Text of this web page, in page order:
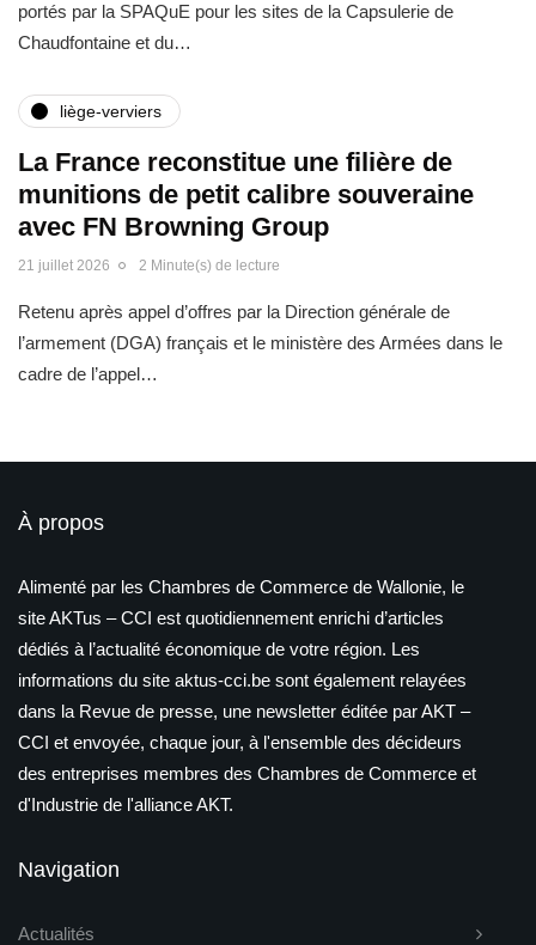
portés par la SPAQuE pour les sites de la Capsulerie de
Chaudfontaine et du…
liège-verviers
La France reconstitue une filière de
munitions de petit calibre souveraine
avec FN Browning Group
21 juillet 2026 2 Minute(s) de lecture
Retenu après appel d’offres par la Direction générale de
l’armement (DGA) français et le ministère des Armées dans le
cadre de l’appel…
À propos
Alimenté par les Chambres de Commerce de Wallonie, le
site AKTus – CCI est quotidiennement enrichi d’articles
dédiés à l’actualité économique de votre région. Les
informations du site aktus-cci.be sont également relayées
dans la Revue de presse, une newsletter éditée par AKT –
CCI et envoyée, chaque jour, à l'ensemble des décideurs
des entreprises membres des Chambres de Commerce et
d'Industrie de l'alliance AKT.
Navigation
Actualités